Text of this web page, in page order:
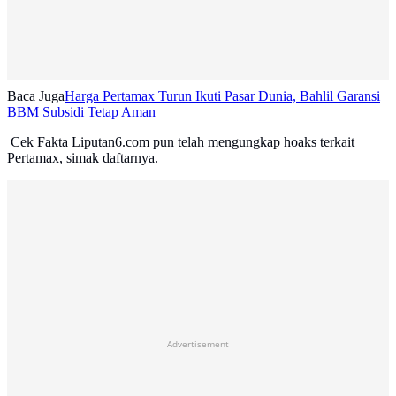
Baca JugaHarga Pertamax Turun Ikuti Pasar Dunia, Bahlil Garansi
BBM Subsidi Tetap Aman
Cek Fakta Liputan6.com pun telah mengungkap hoaks terkait
Pertamax, simak daftarnya.
Advertisement